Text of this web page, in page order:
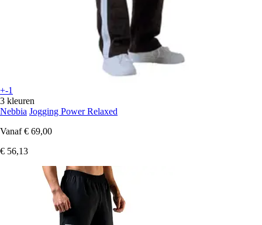
+-1
3 kleuren
Nebbia Jogging Power Relaxed
Vanaf € 69,00
€ 56,13